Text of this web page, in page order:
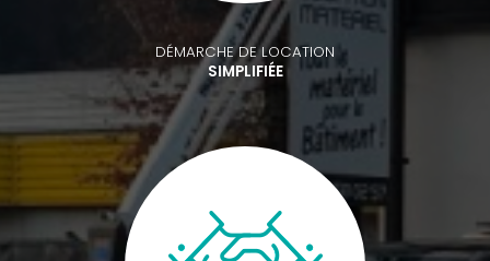
DÉMARCHE DE LOCATION
SIMPLIFIÉE